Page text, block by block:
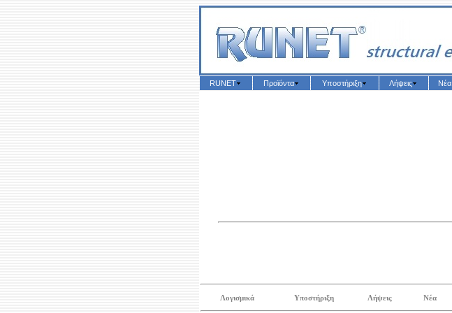
RUNET Προϊόντα Υποστήριξη Λήψεις Νέα
Λογισμικά Υποστήριξη Λήψεις Νέα